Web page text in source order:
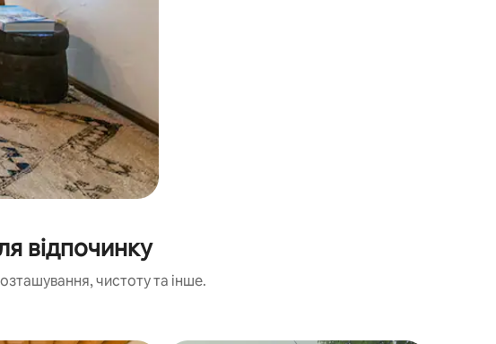
відпочинку
чистоту та інше.